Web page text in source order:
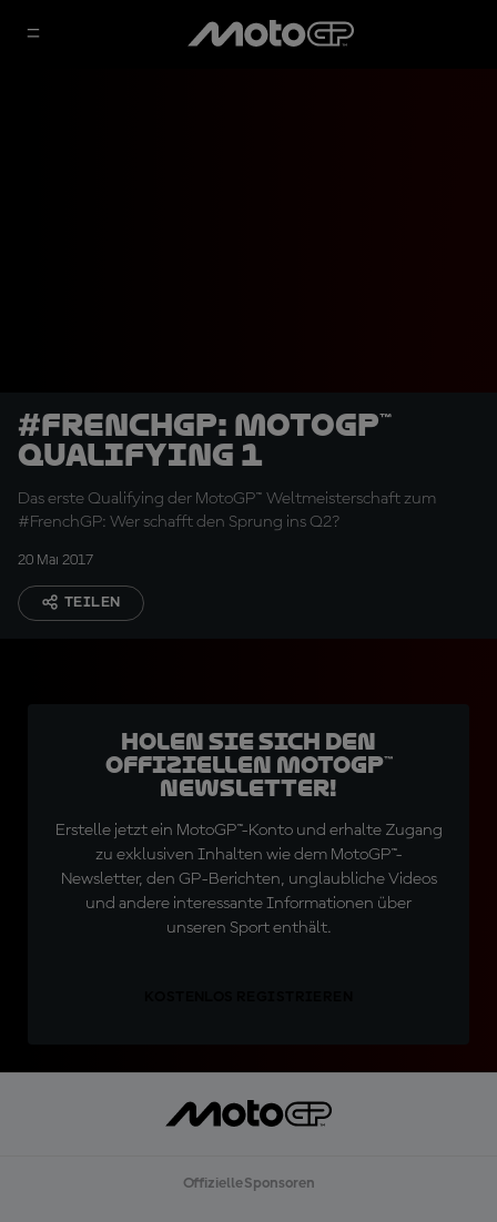
#FrenchGP: MotoGP™
Qualifying 1
Das erste Qualifying der MotoGP™ Weltmeisterschaft zum
#FrenchGP: Wer schafft den Sprung ins Q2?
20 Mai 2017
TEILEN
Holen Sie sich den
offiziellen MotoGP™
Newsletter!
Erstelle jetzt ein MotoGP™-Konto und erhalte Zugang
zu exklusiven Inhalten wie dem MotoGP™-
Newsletter, den GP-Berichten, unglaubliche Videos
und andere interessante Informationen über
unseren Sport enthält.
Offizielle Sponsoren